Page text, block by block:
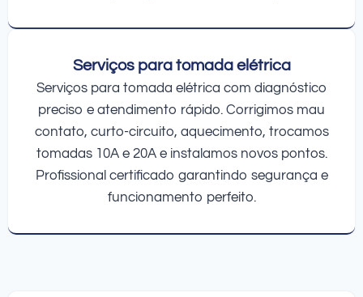
Serviços para tomada elétrica
Serviços para tomada elétrica com diagnóstico
preciso e atendimento rápido. Corrigimos mau
contato, curto-circuito, aquecimento, trocamos
tomadas 10A e 20A e instalamos novos pontos.
Profissional certificado garantindo segurança e
funcionamento perfeito.